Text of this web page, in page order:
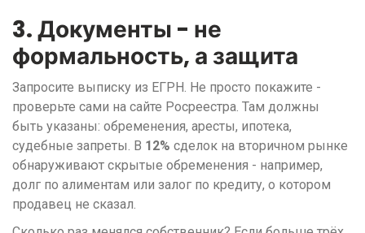
3. Документы - не
формальность, а защита
Запросите выписку из ЕГРН. Не просто покажите -
проверьте сами на сайте Росреестра. Там должны
быть указаны: обременения, аресты, ипотека,
судебные запреты. В 12% сделок на вторичном рынке
обнаруживают скрытые обременения - например,
долг по алиментам или залог по кредиту, о котором
продавец не сказал.